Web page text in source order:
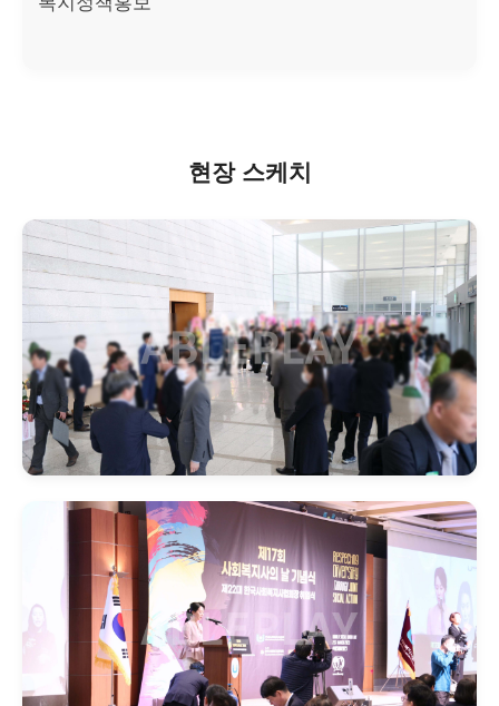
현장 스케치